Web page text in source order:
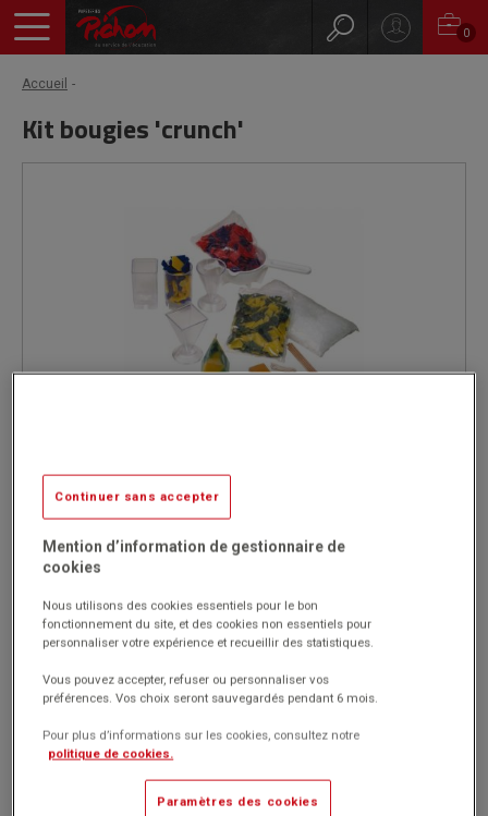
0
Accueil
Kit bougies 'crunch'
Stock Limité
Réf. 2752
Code EAN : 4003487251404
Atelier complet de moulage de bougies comprenant 4 moules, 1
de copeaux de bougie pour obtenir des effets surprenants, 500 g
de cire bougie transparente, 1 m de mèche et accessoires.
47.01€HT
)
Continuer sans accepter
Mention d’information de gestionnaire de
cookies
Nous utilisons des cookies essentiels pour le bon
fonctionnement du site, et des cookies non essentiels pour
personnaliser votre expérience et recueillir des statistiques.
Vous pouvez accepter, refuser ou personnaliser vos
préférences. Vos choix seront sauvegardés pendant 6 mois.
Pour plus d’informations sur les cookies, consultez notre
politique de cookies.
Paramètres des cookies